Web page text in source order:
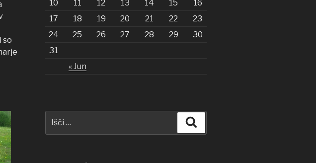
so
« Jun
10
11 12 13 14 15
16
17
18 19 20 21 22
23
24
25 26 27 28 29
30
31